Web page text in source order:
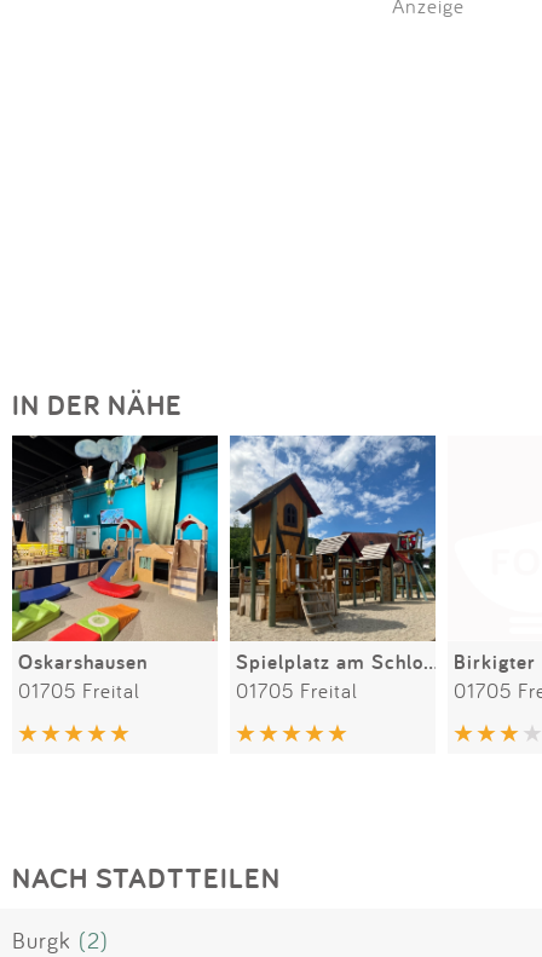
Anzeige
IN DER NÄHE
Oskarshausen
01705 Freital
Spielplatz am Schloss Burgk
01705 Freital
Birkigter
01705
NACH STADTTEILEN
Burgk (2)